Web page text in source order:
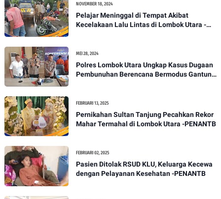
NOVEMBER 18, 2024
Pelajar Meninggal di Tempat Akibat
Kecelakaan Lalu Lintas di Lombok Utara -
MEI 28, 2024
Polres Lombok Utara Ungkap Kasus Dugaan
Pembunuhan Berencana Bermodus Gantung
FEBRUARI 13, 2025
Pernikahan Sultan Tanjung Pecahkan Rekor
Mahar Termahal di Lombok Utara -PENANTB
FEBRUARI 02, 2025
Pasien Ditolak RSUD KLU, Keluarga Kecewa
dengan Pelayanan Kesehatan -PENANTB